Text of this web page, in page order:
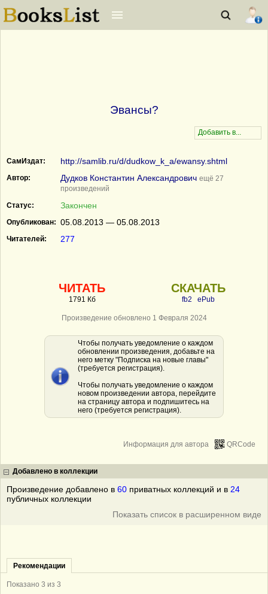
Эвансы?
СамИздат: http://samlib.ru/d/dudkow_k_a/ewansy.shtml
Автор: Дудков Константин Александрович ещё 27
произведений
Статус:
Закончен
Опубликован: 05.08.2013 — 05.08.2013
Читателей: 277
ЧИТАТЬ
1791 Кб
СКАЧАТЬ
fb2 ePub
Произведение обновлено 1 Февраля 2024
Чтобы получать уведомление о каждом
обновлении произведения, добавьте на
него метку "Подписка на новые главы"
(требуется регистрация).
Чтобы получать уведомление о каждом
новом произведении автора, перейдите
на страницу автора и подпишитесь на
него (требуется регистрация).
QRCode
Информация для автора
Добавлено в коллекции
Произведение добавлено в 60 приватных коллекций и в 24
публичных коллекции
Показать список в расширенном виде
Рекомендации
Показано 3 из 3